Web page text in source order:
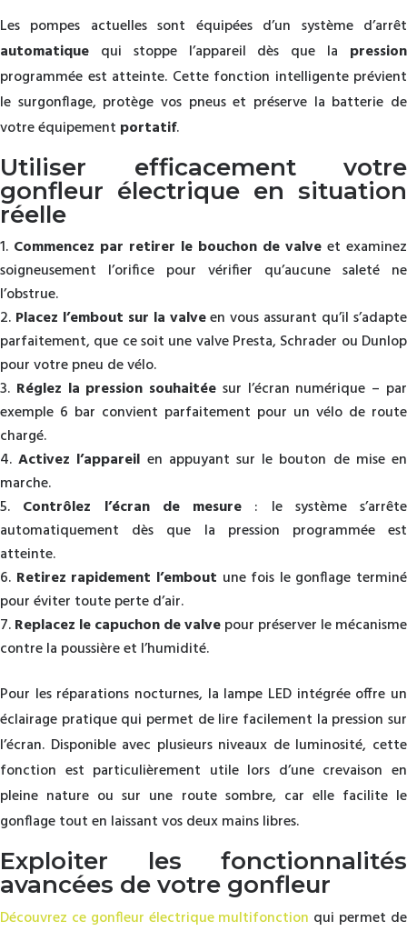
Les pompes actuelles sont équipées d’un système d’arrêt
automatique qui stoppe l’appareil dès que la pression
programmée est atteinte. Cette fonction intelligente prévient
le surgonflage, protège vos pneus et préserve la batterie de
votre équipement portatif.
Utiliser efficacement votre
gonfleur électrique en situation
réelle
Commencez par retirer le bouchon de valve et examinez
soigneusement l’orifice pour vérifier qu’aucune saleté ne
l’obstrue.
Placez l’embout sur la valveen vous assurant qu’il s’adapte
parfaitement, que ce soit une valve Presta, Schrader ou Dunlop
pour votre pneu de vélo.
Réglez la pression souhaitée sur l’écran numérique – par
exemple 6 bar convient parfaitement pour un vélo de route
chargé.
Activez l’appareil en appuyant sur le bouton de mise en
marche.
Contrôlez l’écran de mesure : le système s’arrête
automatiquement dès que la pression programmée est
atteinte.
Retirez rapidement l’embout une fois le gonflage terminé
pour éviter toute perte d’air.
Replacez le capuchon de valvepour préserver le mécanisme
contre la poussière et l’humidité.
Pour les réparations nocturnes, la lampe LED intégrée offre un
éclairage pratique qui permet de lire facilement la pression sur
l’écran. Disponible avec plusieurs niveaux de luminosité, cette
fonction est particulièrement utile lors d’une crevaison en
pleine nature ou sur une route sombre, car elle facilite le
gonflage tout en laissant vos deux mains libres.
Exploiter les fonctionnalités
avancées de votre gonfleur
Découvrez ce gonfleur électrique multifonction qui permet de